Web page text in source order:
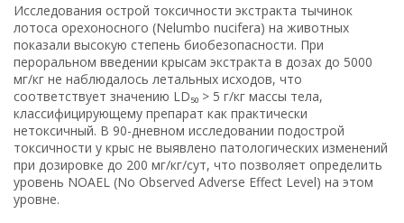
Исследования острой токсичности экстракта тычинок
лотоса орехоносного (Nelumbo nucifera) на животных
показали высокую степень биобезопасности. При
пероральном введении крысам экстракта в дозах до 5000
мг/кг не наблюдалось летальных исходов, что
соответствует значению LD₅₀ > 5 г/кг массы тела,
классифицирующему препарат как практически
нетоксичный. В 90-дневном исследовании подострой
токсичности у крыс не выявлено патологических изменений
при дозировке до 200 мг/кг/сут, что позволяет определить
уровень NOAEL (No Observed Adverse Effect Level) на этом
уровне.